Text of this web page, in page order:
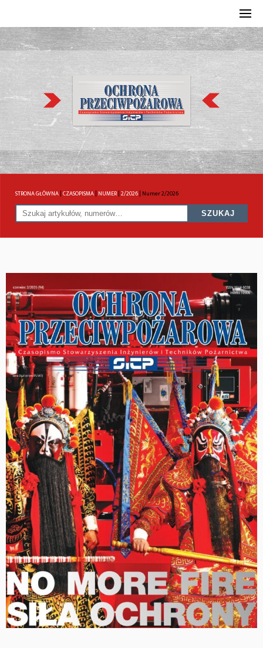
STRONA GŁÓWNA|CZASOPISMA| NUMER|2/2026| Numer 2/2026
SZUKAJ